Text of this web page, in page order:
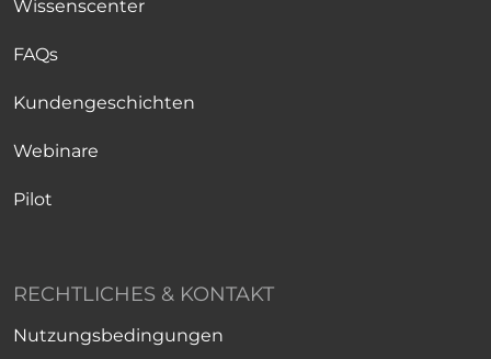
Wissenscenter
FAQs
Kundengeschichten
Webinare
Pilot
RECHTLICHES & KONTAKT
Nutzungsbedingungen